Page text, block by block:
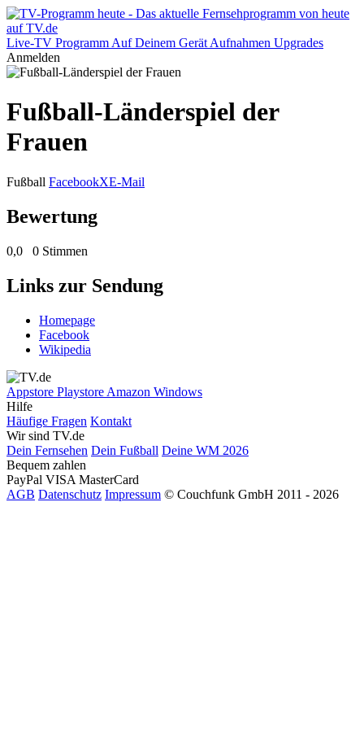
Live-TV Programm Auf Deinem Gerät Aufnahmen Upgrades
Anmelden
Fußball-Länderspiel der
Frauen
Fußball FacebookXE-Mail
Bewertung
0,0 0 Stimmen
Links zur Sendung
Homepage
Facebook
Wikipedia
Appstore Playstore Amazon Windows
Hilfe
Häufige Fragen Kontakt
Wir sind TV.de
Dein Fernsehen Dein Fußball Deine WM 2026
Bequem zahlen
PayPal VISA MasterCard
AGB Datenschutz Impressum © Couchfunk GmbH 2011 - 2026